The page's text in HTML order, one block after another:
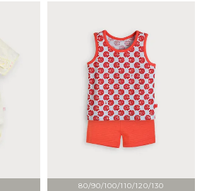
80/90/100/110/120/130